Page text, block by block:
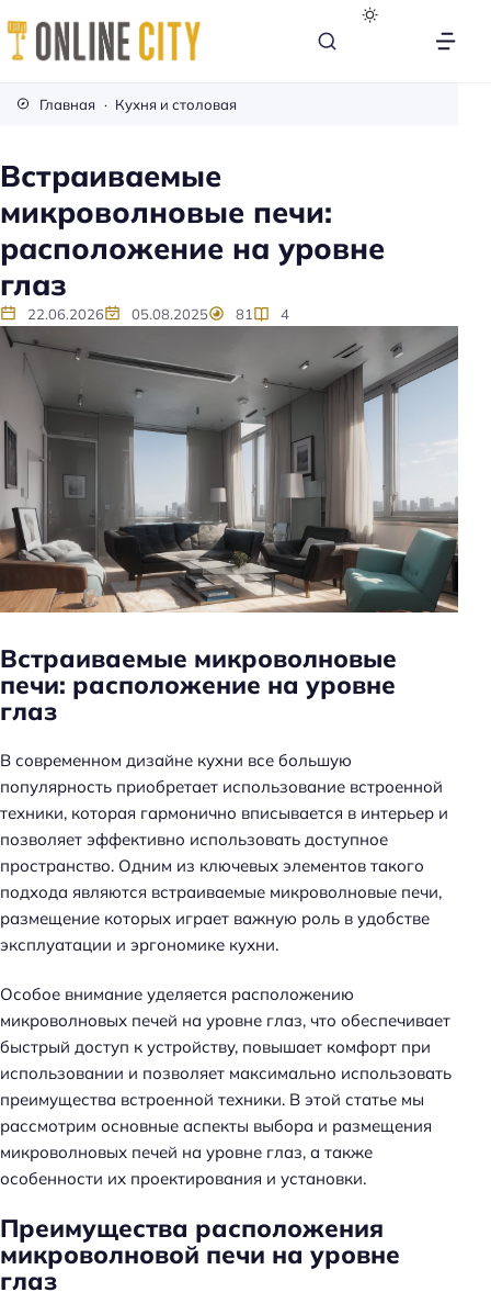
л
ь
а
к
а
ж
й
ь
Главная Кухня и столовая
Встраиваемые
микроволновые печи:
расположение на уровне
глаз
22.06.2026 05.08.2025 81 4
Встраиваемые микроволновые
печи: расположение на уровне
глаз
В современном дизайне кухни все большую
популярность приобретает использование встроенной
техники, которая гармонично вписывается в интерьер и
позволяет эффективно использовать доступное
пространство. Одним из ключевых элементов такого
подхода являются встраиваемые микроволновые печи,
размещение которых играет важную роль в удобстве
эксплуатации и эргономике кухни.
Особое внимание уделяется расположению
микроволновых печей на уровне глаз, что обеспечивает
быстрый доступ к устройству, повышает комфорт при
использовании и позволяет максимально использовать
преимущества встроенной техники. В этой статье мы
рассмотрим основные аспекты выбора и размещения
микроволновых печей на уровне глаз, а также
особенности их проектирования и установки.
Преимущества расположения
микроволновой печи на уровне
глаз